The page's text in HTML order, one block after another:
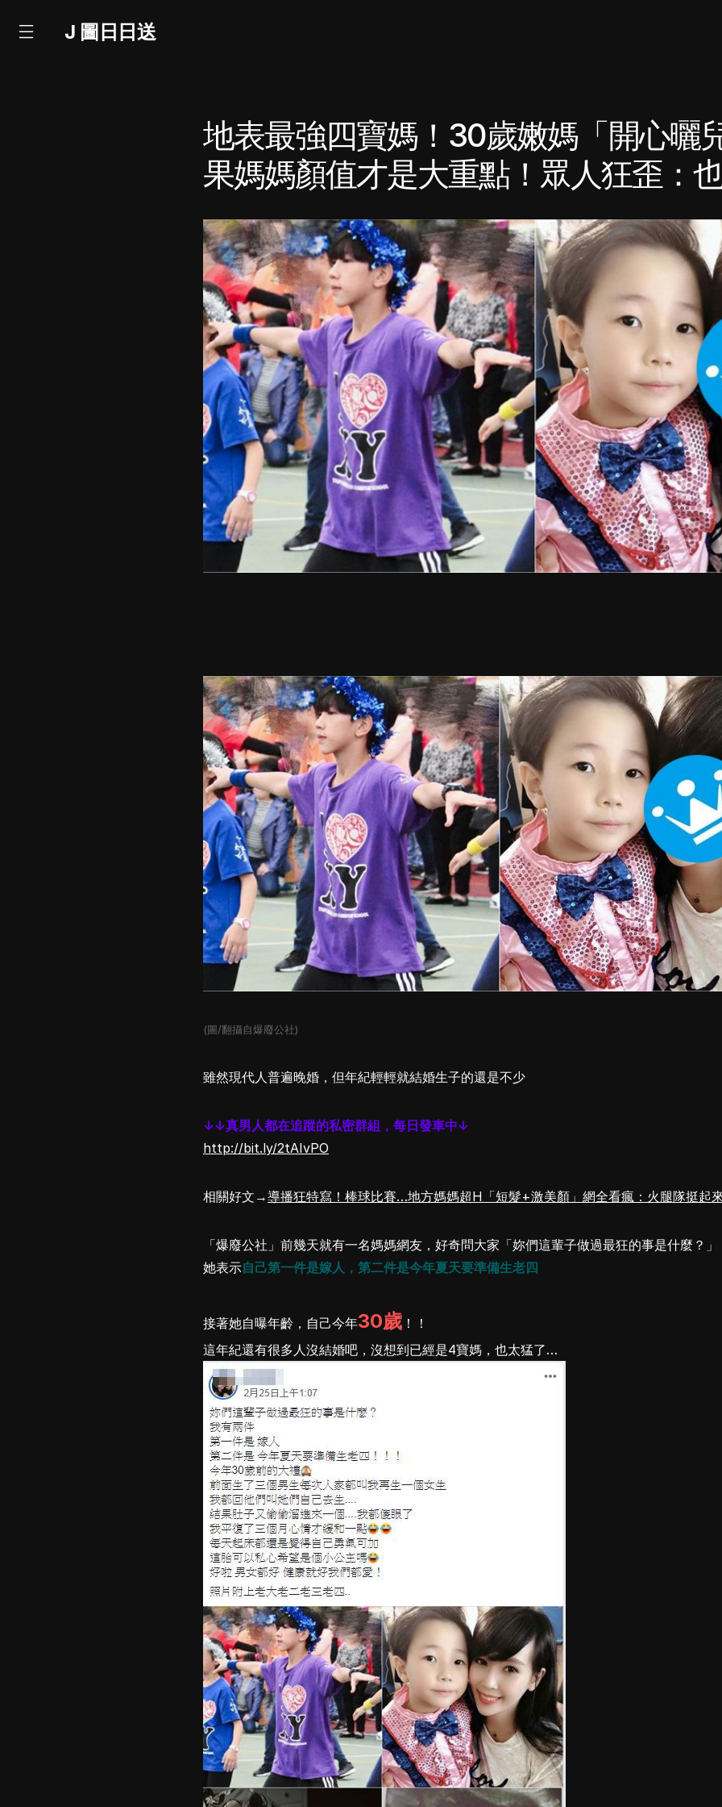
J 圖日日送
地表最強四寶媽！30歲嫩媽「開心曬
果媽媽顏值才是大重點！眾人狂歪：
(圖/翻攝自爆廢公社)
雖然現代人普遍晚婚，但年紀輕輕就結婚生子的還是不少
↓↓真男人都在追蹤的私密群組，每日發車中↓
http://bit.ly/2tAIvPO
相關好文→導播狂特寫！棒球比賽…地方媽媽超H「短髮+激美顏」網全看瘋：火腿隊挺起
「爆廢公社」前幾天就有一名媽媽網友，好奇問大家「妳們這輩子做過最狂的事是什麼？」
她表示自己第一件是嫁人，第二件是今年夏天要準備生老四
接著她自曝年齡，自己今年30歲 ！！
這年紀還有很多人沒結婚吧，沒想到已經是4寶媽，也太猛了…